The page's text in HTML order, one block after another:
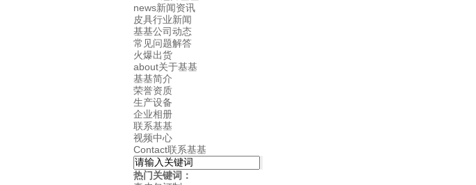
news新闻资讯
皮具行业新闻
基基公司动态
常见问题解答
火爆出货
about关于基基
基基简介
荣誉资质
生产设备
企业相册
联系基基
视频中心
Contact联系基基
热门关键词：